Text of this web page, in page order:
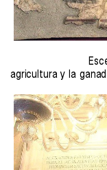
Escena
agricultura y la